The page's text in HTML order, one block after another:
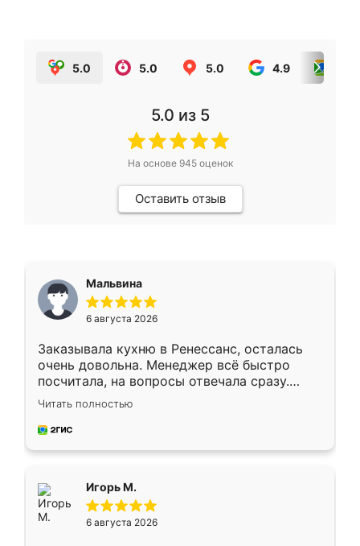
5.0 5.0 5.0 4.9
5.0 из 5
На основе 945оценок
Оставить отзыв
Мальвина
6 августа 2026
Заказывала кухню в Ренессанс, осталась
очень довольна. Менеджер всё быстро
посчитала, на вопросы отвечала сразу.
Замерщик приехал в субботу, подошёл к
делу со всей ответственностью. Собрали
за день, ребята работали аккуратно, даже
Читать полностью
Игорь М.
6 августа 2026